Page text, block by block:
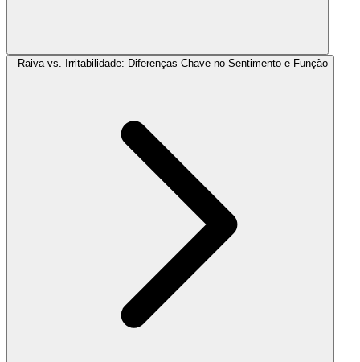
Raiva vs. Irritabilidade: Diferenças Chave no Sentimento e Função